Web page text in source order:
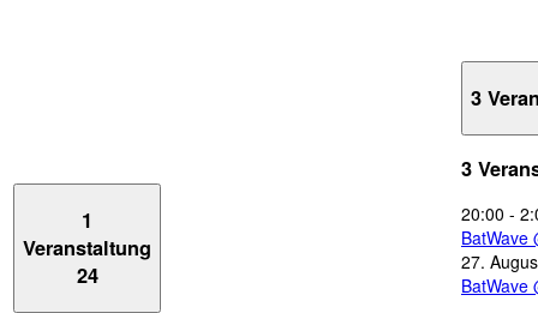
1
Veranstaltung
24
3
3
20:00 -
BatWave
27.
BatWave